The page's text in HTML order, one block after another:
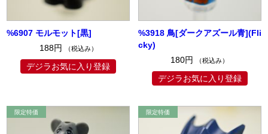
%6907 モルモット[黒]
188円
（税込み）
デジラお気に入り登録
%3918 鳥[ダークアズール青](Fli
cky)
180円
（税込み）
デジラお気に入り登録